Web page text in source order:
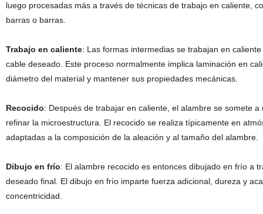
luego procesadas más a través de técnicas de trabajo en caliente,
barras o barras.
Trabajo en caliente: Las formas intermedias se trabajan en
cable deseado. Este proceso normalmente implica laminación en
diámetro del material y mantener sus propiedades mecánicas.
Recocido: Después de trabajar en caliente, el alambre se somete
refinar la microestructura. El recocido se realiza típicamente en
adaptadas a la composición de la aleación y al tamaño del alambre.
Dibujo en frío: El alambre recocido es entonces dibujado en frío a
deseado final. El dibujo en frío imparte fuerza adicional, dureza y
concentricidad.